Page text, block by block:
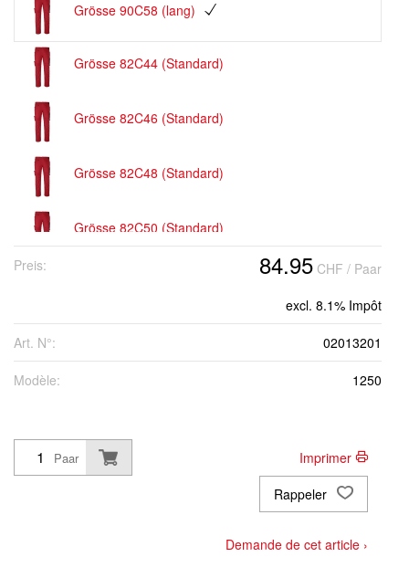
Grösse 82C44 (Standard)
Grösse 82C46 (Standard)
Grösse 82C48 (Standard)
Grösse 82C50 (Standard)
Grösse 82C58 (Standard)
Grösse 90C58 (lang)
Preis: 84.95 CHF / Paar
excl. 8.1% Impôt
Art. N°: 02013201
Modèle: 1250
Paar
Imprimer
Rappeler
Demande de cet article ›